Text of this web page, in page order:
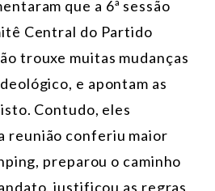
que a 6ª sessão
Central do Partido
trouxe muitas mudanças
e apontam as
Contudo, eles
reunião conferiu maior
preparou o caminho
justificou as regras